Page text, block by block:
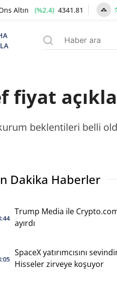
Altın (%2.4) 4341.81
fiyat
beklentileri belli
Dakika Haberler
Trump Media ile
ayırdı
SpaceX yatırımcısını
Hisseler zirveye koşuyor